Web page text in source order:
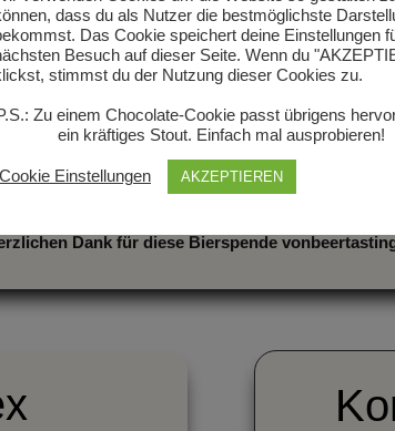
Dank für diese Bierspende von
dass du als Nutzer die bestmöglichste
Das Cookie speichert deine Einstellungen
Besuch auf dieser Seite. Wenn du
stimmst du der Nutzung dieser Cookies zu.
Zu einem Chocolate-Cookie passt übrigens
ein kräftiges Stout. Einfach mal ausprobieren!
Cookie Einstellungen AKZEPTIEREN